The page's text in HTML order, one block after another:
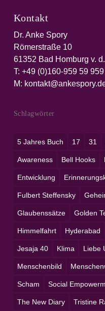
Kontakt
Dr. Anke Spory
Römerstraße 10
61352 Bad Homburg v.
T: +49 (0)160-959 59 959‬
M:
Schlagwörter
5 Jahres Buch 17 31
Awareness Bell Hooks
Entwicklung
Fulbert Steffensky
Glaubenssätze Golden
Himmelfahrt Hyderabad
Jesaja 40 Klima Liebe
Menschenbild
Scham Social
The New Diary Tristine